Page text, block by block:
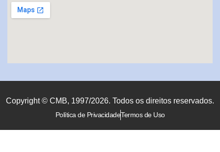
Copyright © CMB, 1997/2026. Todos os direitos reservados.
Política de PrivacidadeTermos de Uso